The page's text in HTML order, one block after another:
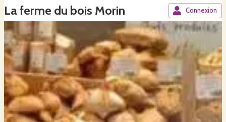
La ferme du bois Morin Connexion